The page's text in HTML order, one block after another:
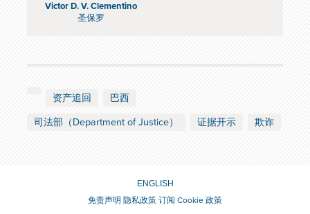
Victor D. V. Clementino
圣保罗
资产追回 巴西
司法部（Department of Justice） 证据开示 欺诈
ENGLISH
免责声明 隐私政策 订阅 Cookie 政策